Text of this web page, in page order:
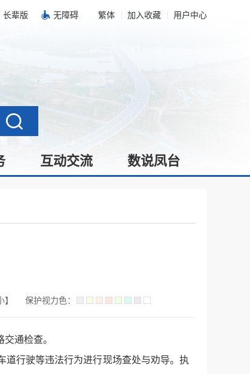
长辈版 无障碍 繁体 加入收藏 用户中心
互动交流 数说凤台
】 保护视力色：
通检查。
道行驶等违法行为进行现场查处与劝导。执